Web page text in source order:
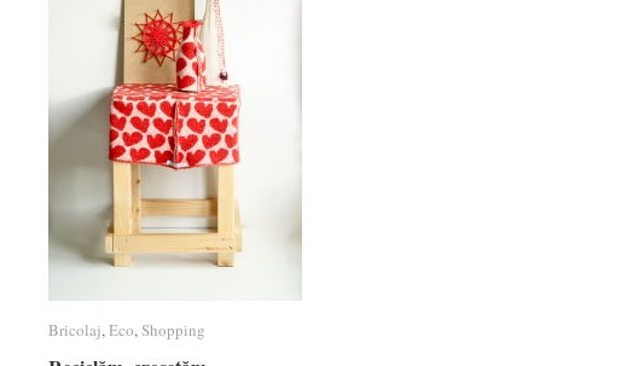
Bricolaj,Eco,Shopping
Bricolaj Eco Shopping